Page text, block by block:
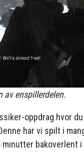
av enspillerdelen.
oppdrag hvor
har vi spilt i
bakoverlent i